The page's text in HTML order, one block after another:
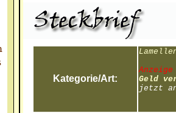
Kategorie/Art:
Anzeige
Geld
jetzt